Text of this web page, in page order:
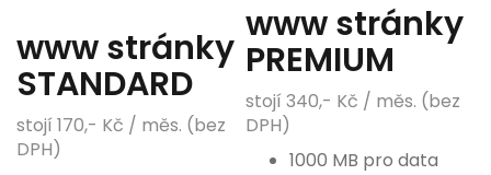
www stránky
STANDARD
stojí 170,- Kč / měs. (bez
DPH)
www stránky
PREMIUM
stojí 340,- Kč / měs. (bez
DPH)
1000 MB pro data